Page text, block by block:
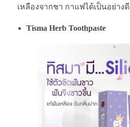
เหลืองจากชา กาแฟได้เป็นอย่างดี
Tisma Herb Toothpaste